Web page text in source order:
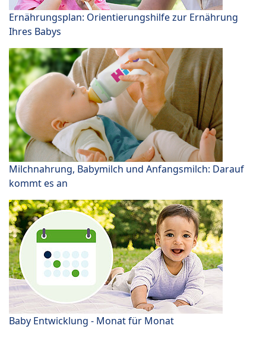
Ernährungsplan: Orientierungshilfe zur Ernährung
Ihres Babys
Milchnahrung, Babymilch und Anfangsmilch: Darauf
kommt es an
Baby Entwicklung - Monat für Monat